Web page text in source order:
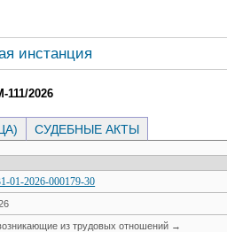
инстанция
2026
СУДЕБНЫЕ АКТЫ
01-2026-000179-30
из трудовых отношений →